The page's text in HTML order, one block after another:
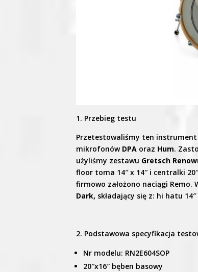
1. Przebieg testu
Przetestowaliśmy ten
mikrofonów DPA oraz Hum.
użyliśmy zestawu Gretsch
floor toma 14″ x 14″ i centralki
firmowo założono naciągi
Dark, składający się z: hi hatu
2. Podstawowa specyfikacja
Nr modelu: RN2E604SOP
20″x16″ bęben basowy